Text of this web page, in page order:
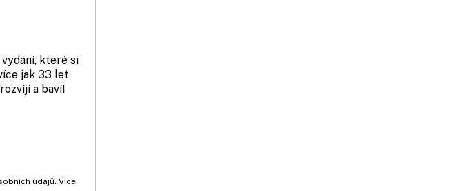
které si
jak 33 let
a baví!
údajů. Více